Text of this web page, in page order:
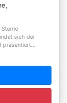
sich der
präsentiert...